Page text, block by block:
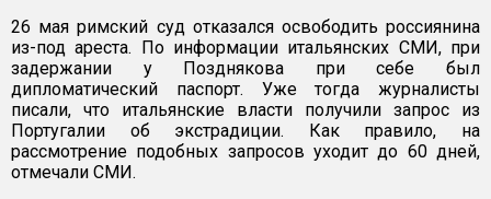
26 мая римский суд отказался освободить россиянина
из-под ареста. По информации итальянских СМИ, при
задержании у Позднякова при себе был
дипломатический паспорт. Уже тогда журналисты
писали, что итальянские власти получили запрос из
Португалии об экстрадиции. Как правило, на
рассмотрение подобных запросов уходит до 60 дней,
отмечали СМИ.